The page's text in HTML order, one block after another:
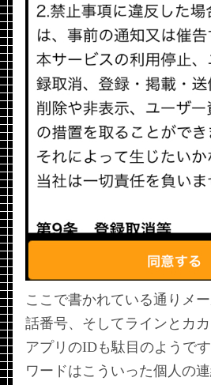
ここで書かれている通りメ
話番号、そしてラインとカ
アプリのIDも駄目のようで
ワードはこういった個人の